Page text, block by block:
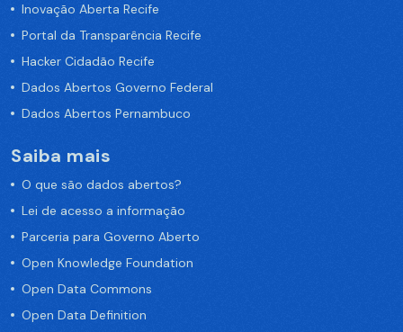
Inovação Aberta Recife
Portal da Transparência Recife
Hacker Cidadão Recife
Dados Abertos Governo Federal
Dados Abertos Pernambuco
Saiba mais
O que são dados abertos?
Lei de acesso a informação
Parceria para Governo Aberto
Open Knowledge Foundation
Open Data Commons
Open Data Definition